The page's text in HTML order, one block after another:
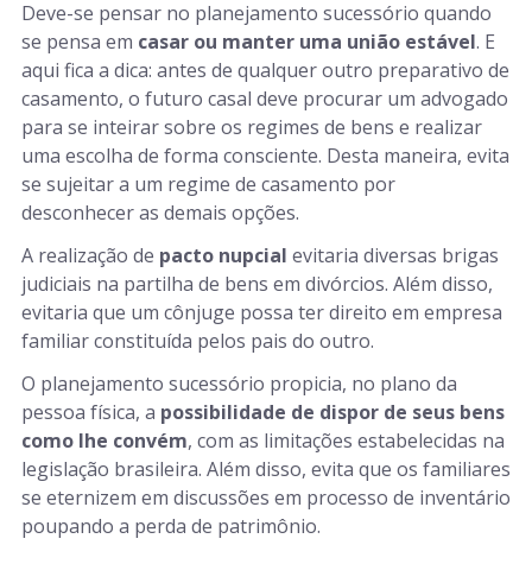
Deve-se pensar no planejamento sucessório quando
se pensa em casar ou manter uma união estável. E
aqui fica a dica: antes de qualquer outro preparativo de
casamento, o futuro casal deve procurar um advogado
para se inteirar sobre os regimes de bens e realizar
uma escolha de forma consciente. Desta maneira, evita
se sujeitar a um regime de casamento por
desconhecer as demais opções.
A realização de pacto nupcial evitaria diversas brigas
judiciais na partilha de bens em divórcios. Além disso,
evitaria que um cônjuge possa ter direito em empresa
familiar constituída pelos pais do outro.
O planejamento sucessório propicia, no plano da
pessoa física, a possibilidade de dispor de seus bens
como lhe convém, com as limitações estabelecidas na
legislação brasileira. Além disso, evita que os familiares
se eternizem em discussões em processo de inventário
poupando a perda de patrimônio.